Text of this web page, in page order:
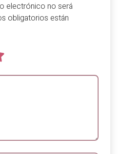
electrónico no será
obligatorios están